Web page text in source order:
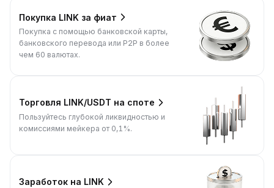
Покупка LINK за фиат
Покупка с помощью банковской карты,
банковского перевода или P2P в более
чем 60 валютах.
Торговля LINK/USDT на споте
Пользуйтесь глубокой ликвидностью и
комиссиями мейкера от 0,1%.
Заработок на LINK